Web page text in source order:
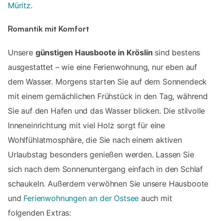
Müritz.
Romantik mit Komfort
Unsere günstigen Hausboote in Kröslin sind bestens
ausgestattet – wie eine Ferienwohnung, nur eben auf
dem Wasser. Morgens starten Sie auf dem Sonnendeck
mit einem gemächlichen Frühstück in den Tag, während
Sie auf den Hafen und das Wasser blicken. Die stilvolle
Inneneinrichtung mit viel Holz sorgt für eine
Wohlfühlatmosphäre, die Sie nach einem aktiven
Urlaubstag besonders genießen werden. Lassen Sie
sich nach dem Sonnenuntergang einfach in den Schlaf
schaukeln. Außerdem verwöhnen Sie unsere Hausboote
und Ferienwohnungen an der Ostsee auch mit
folgenden Extras: